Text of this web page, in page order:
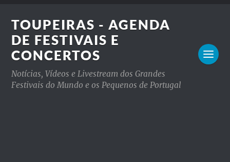
TOUPEIRAS - AGENDA
DE FESTIVAIS E
CONCERTOS
Notícias, Vídeos e Livestream dos Grandes
Festivais do Mundo e os Pequenos de Portugal